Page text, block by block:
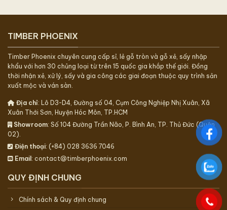
TIMBER PHOENIX
Timber Phoenix chuyên cung cấp sỉ, lẻ gỗ tròn và gỗ xẻ, sấy nhập
khẩu với hơn 30 chủng loại từ trên 15 quốc gia khắp thế giới. Đồng
thời nhận xẻ, xử lý, sấy và gia công các giai đoạn thuộc quy trình sản
xuất mộc và ván sàn.
Địa chỉ: Lô D3-D4, Đường số 04, Cụm Công Nghiệp Nhị Xuân, Xã
Xuân Thới Sơn, Huyện Hóc Môn, TP.HCM
Showroom: Số 104 Đường Trần Não, P. Bình An, TP. Thủ Đức (Quận
02).
Điện thoại: (+84) 028 3636 7046
Email : contact@timberphoenix.com
QUY ĐỊNH CHUNG
Chính sách & Quy định chung